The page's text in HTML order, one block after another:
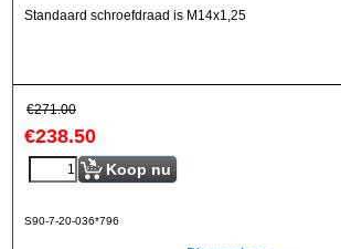
Standaard schroefdraad is M14x1,25
€271.00
€238.50
Koop nu
S90-7-20-036*796